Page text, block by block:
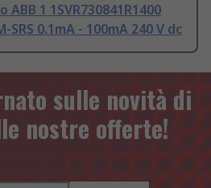
1 1SVR730841R1400
SRS 0.1mA - 100mA 240 V dc
sulle novità di
nostre offerte!